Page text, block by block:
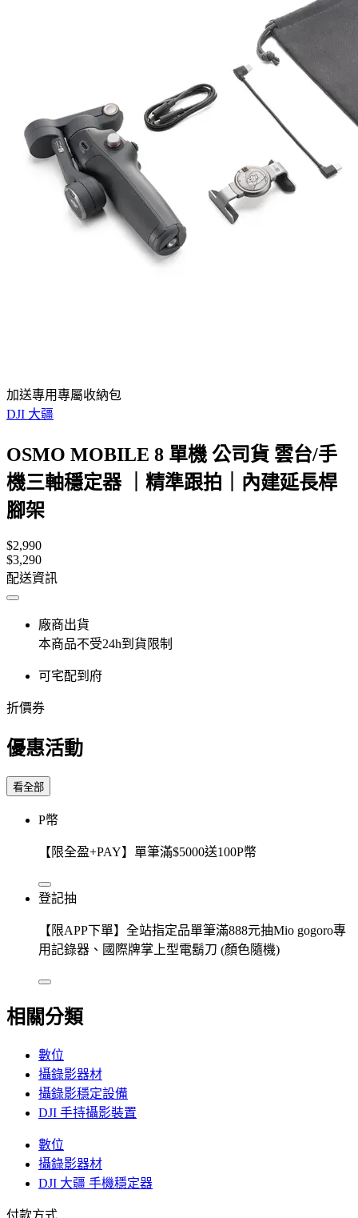
加送專用專屬收納包
DJI 大疆
OSMO MOBILE 8 單機 公司貨 雲台/手
機三軸穩定器 ｜精準跟拍｜內建延長桿
腳架
$2,990
$3,290
配送資訊
廠商出貨
本商品不受24h到貨限制
可宅配到府
折價券
優惠活動
看全部
P幣
【限全盈+PAY】單筆滿$5000送100P幣
登記抽
【限APP下單】全站指定品單筆滿888元抽Mio gogoro專
用記錄器、國際牌掌上型電鬍刀 (顏色隨機)
相關分類
數位
攝錄影器材
攝錄影穩定設備
DJI 手持攝影裝置
數位
攝錄影器材
DJI 大疆 手機穩定器